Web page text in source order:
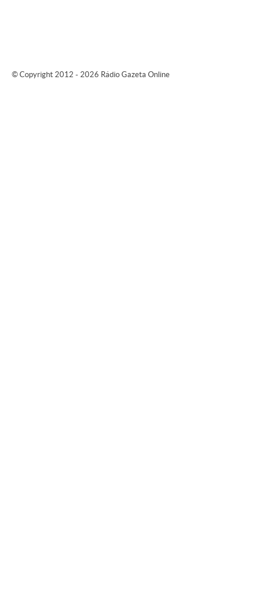
© Copyright 2012 - 2026 Rádio Gazeta Online